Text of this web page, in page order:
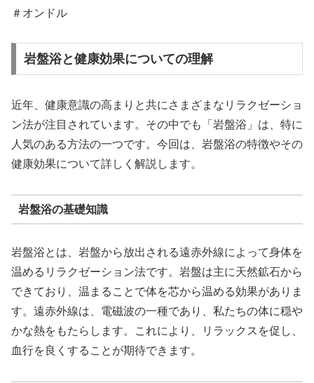
＃オンドル
岩盤浴と健康効果についての理解
近年、健康意識の高まりと共にさまざまなリラクゼーショ
ン法が注目されています。その中でも「岩盤浴」は、特に
人気のある方法の一つです。今回は、岩盤浴の特徴やその
健康効果について詳しく解説します。
岩盤浴の基礎知識
岩盤浴とは、岩盤から放出される遠赤外線によって身体を
温めるリラクゼーション法です。岩盤は主に天然鉱石から
できており、温まることで体を芯から温める効果がありま
す。遠赤外線は、電磁波の一種であり、私たちの体に穏や
かな熱をもたらします。これにより、リラックスを促し、
血行を良くすることが期待できます。